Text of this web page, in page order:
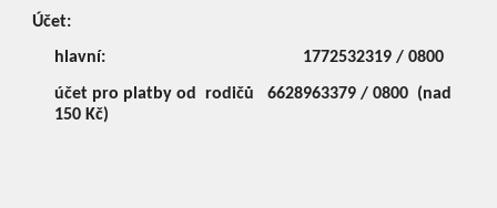
Účet:
hlavní: 1772532319 / 0800
účet pro platby od rodičů
6628963379 / 0800 (nad
150 Kč)